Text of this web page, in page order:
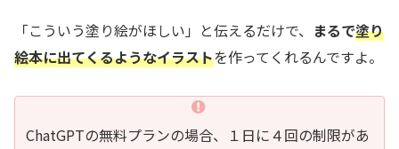
「こういう塗り絵がほしい」と伝えるだけで、 まるで塗り
絵本に出てくるようなイラストを作ってくれるんですよ。
ChatGPTの無料プランの場合、１日に４回の制限があ